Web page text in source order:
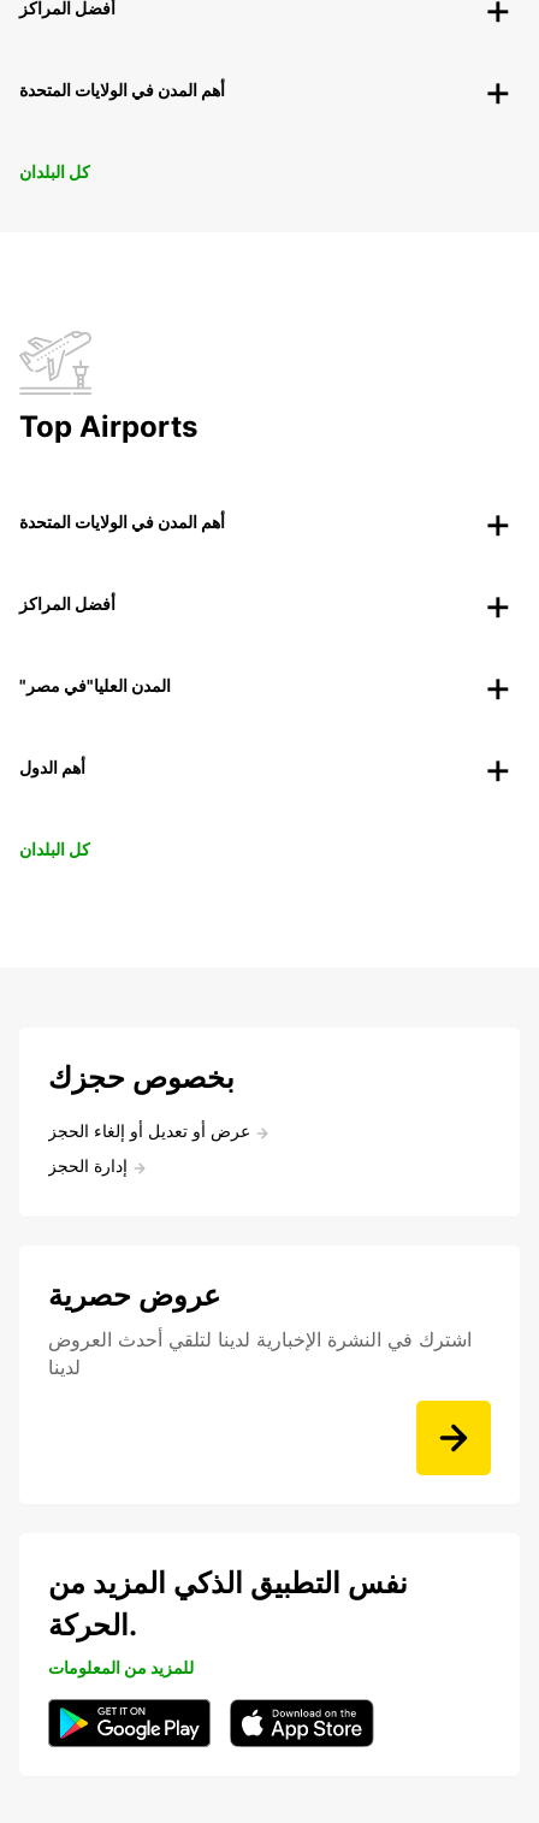
أفضل المراكز
أهم المدن في الولايات المتحدة
كل البلدان
Top Airports
أهم المدن في الولايات المتحدة
أفضل المراكز
"المدن العليا"في مصر
أهم الدول
كل البلدان
بخصوص حجزك
عرض أو تعديل أو إلغاء الحجز
إدارة الحجز
عروض حصرية
اشترك في النشرة الإخبارية لدينا لتلقي أحدث العروض
لدينا
نفس التطبيق الذكي المزيد من
الحركة.
للمزيد من المعلومات